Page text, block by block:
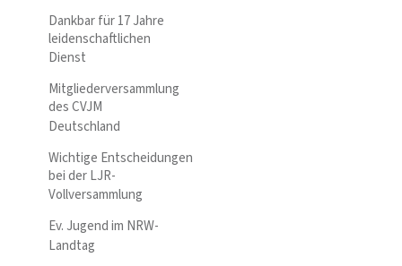
Dankbar für 17 Jahre
leidenschaftlichen
Dienst
Mitgliederversammlung
des CVJM
Deutschland
Wichtige Entscheidungen
bei der LJR-
Vollversammlung
Ev. Jugend im NRW-
Landtag